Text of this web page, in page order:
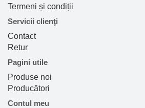
Termeni și condiții
Servicii clienţi
Contact
Retur
Pagini utile
Produse noi
Producători
Contul meu